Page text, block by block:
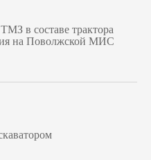
в составе трактора
на Поволжской МИС